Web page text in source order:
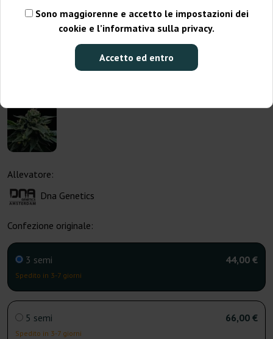
Sono maggiorenne e accetto le impostazioni dei
cookie e l’informativa sulla privacy.
Accetto ed entro
Allevatore:
Dna Genetics
Confezione originale:
3 semi
Spedito in 3-7 giorni
44,00 €
5 semi
Spedito in 3-7 giorni
66,00 €